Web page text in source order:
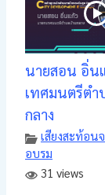
นายสอน อิ่น
เทศมนตรีตำ
กลาง
เสียงสะท้อน
อบรม
31 views